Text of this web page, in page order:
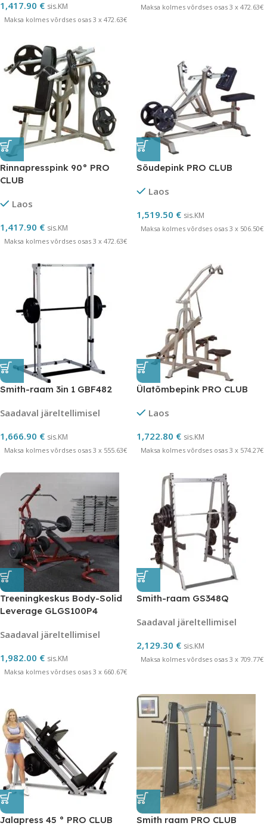
1,417.90 € sis.KM
Maksa kolmes võrdses osas 3 x 472.63€
Maksa kolmes võrdses osas 3 x 472.63€
Rinnapresspink 90° PRO
CLUB
Laos
1,417.90 € sis.KM
Maksa kolmes võrdses osas 3 x 472.63€
Sõudepink PRO CLUB
Laos
1,519.50 € sis.KM
Maksa kolmes võrdses osas 3 x 506.50€
Smith-raam 3in 1 GBF482
Saadaval järeltellimisel
1,666.90 € sis.KM
Maksa kolmes võrdses osas 3 x 555.63€
Ülatõmbepink PRO CLUB
Laos
1,722.80 € sis.KM
Maksa kolmes võrdses osas 3 x 574.27€
Treeningkeskus Body-Solid
Leverage GLGS100P4
Saadaval järeltellimisel
1,982.00 € sis.KM
Maksa kolmes võrdses osas 3 x 660.67€
Smith-raam GS348Q
Saadaval järeltellimisel
2,129.30 € sis.KM
Maksa kolmes võrdses osas 3 x 709.77€
Jalapress 45 ° PRO CLUB Smith raam PRO CLUB